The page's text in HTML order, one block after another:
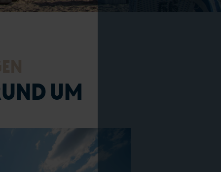
buchen
UM